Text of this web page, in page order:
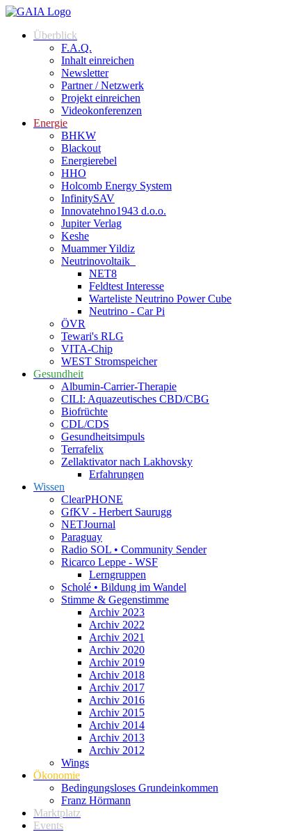
Überblick
F.A.Q.
Inhalt einreichen
Newsletter
Partner / Netzwerk
Projekt einreichen
Videokonferenzen
Energie
BHKW
Blackout
Energierebel
HHO
Holcomb Energy System
InfinitySAV
Innovatehno1943 d.o.o.
Jupiter Verlag
Keshe
Muammer Yildiz
Neutrinovoltaik
NET8
Feldtest Interesse
Warteliste Neutrino Power Cube
Neutrino - Car Pi
ÖVR
Tewari's RLG
VITA-Chip
WEST Stromspeicher
Gesundheit
Albumin-Carrier-Therapie
CILI: Aquazeutisches CBD/CBG
Biofrüchte
CDL/CDS
Gesundheitsimpuls
Terrafelix
Zellaktivator nach Lakhovsky
Erfahrungen
Wissen
ClearPHONE
GfKV - Herbert Saurugg
NETJournal
Paraguay
Radio SOL • Community Sender
Ricarco Leppe - WSF
Lerngruppen
Scholé • Bildung im Wandel
Stimme & Gegenstimme
Archiv 2023
Archiv 2022
Archiv 2021
Archiv 2020
Archiv 2019
Archiv 2018
Archiv 2017
Archiv 2016
Archiv 2015
Archiv 2014
Archiv 2013
Archiv 2012
Wings
Ökonomie
Bedingungsloses Grundeinkommen
Franz Hörmann
Marktplatz
Events